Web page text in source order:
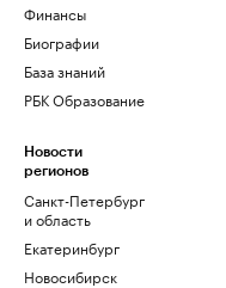
Финансы
Биографии
База знаний
РБК Образование
Новости
регионов
Санкт-Петербург
и область
Екатеринбург
Новосибирск